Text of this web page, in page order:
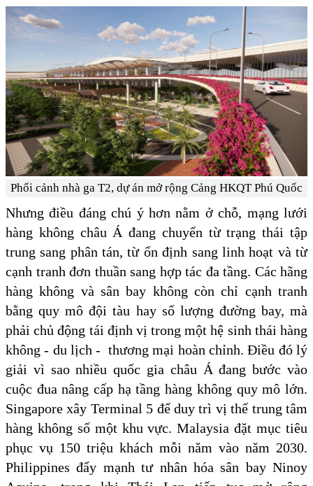
Phối cảnh nhà ga T2, dự án mở rộng Cảng HKQT Phú Quốc
Nhưng điều đáng chú ý hơn nằm ở chỗ, mạng lưới
hàng không châu Á đang chuyển từ trạng thái tập
trung sang phân tán, từ ổn định sang linh hoạt và từ
cạnh tranh đơn thuần sang hợp tác đa tầng. Các hãng
hàng không và sân bay không còn chỉ cạnh tranh
bằng quy mô đội tàu hay số lượng đường bay, mà
phải chủ động tái định vị trong một hệ sinh thái hàng
không - du lịch - thương mại hoàn chỉnh. Điều đó lý
giải vì sao nhiều quốc gia châu Á đang bước vào
cuộc đua nâng cấp hạ tầng hàng không quy mô lớn.
Singapore xây Terminal 5 để duy trì vị thế trung tâm
hàng không số một khu vực. Malaysia đặt mục tiêu
phục vụ 150 triệu khách mỗi năm vào năm 2030.
Philippines đẩy mạnh tư nhân hóa sân bay Ninoy